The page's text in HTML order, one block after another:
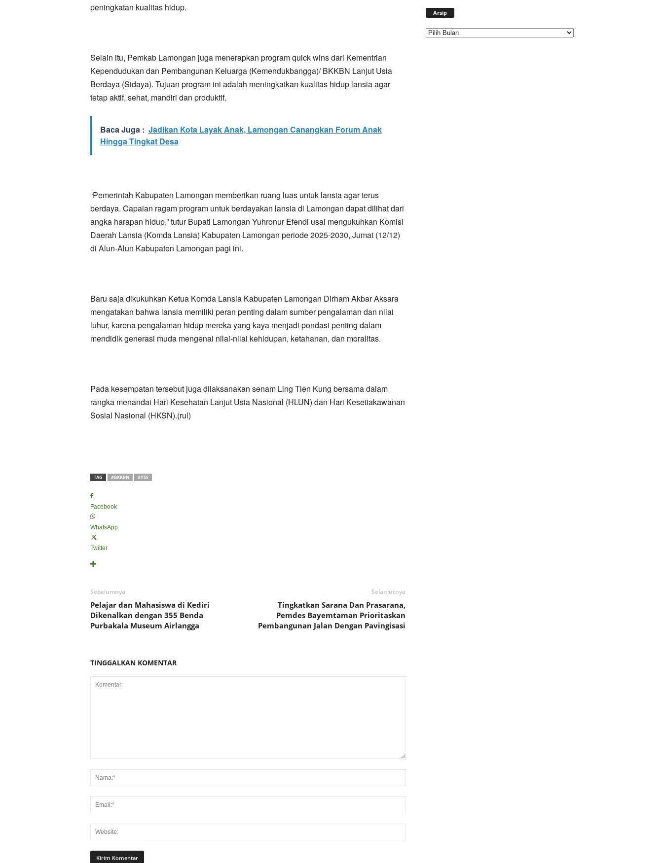
peningkatan kualitas hidup.
Selain itu, Pemkab Lamongan juga menerapkan program quick wins dari Kementrian
Kependudukan dan Pembangunan Keluarga (Kemendukbangga)/ BKKBN Lanjut Usia
Berdaya (Sidaya). Tujuan program ini adalah meningkatkan kualitas hidup lansia agar
tetap aktif, sehat, mandiri dan produktif.
Baca Juga : Jadikan Kota Layak Anak, Lamongan Canangkan Forum Anak
Hingga Tingkat Desa
“Pemerintah Kabupaten Lamongan memberikan ruang luas untuk lansia agar terus
berdaya. Capaian ragam program untuk berdayakan lansia di Lamongan dapat dilihat dari
angka harapan hidup,” tutur Bupati Lamongan Yuhronur Efendi usai mengukuhkan Komisi
Daerah Lansia (Komda Lansia) Kabupaten Lamongan periode 2025-2030, Jumat (12/12)
di Alun-Alun Kabupaten Lamongan pagi ini.
Baru saja dikukuhkan Ketua Komda Lansia Kabupaten Lamongan Dirham Akbar Aksara
mengatakan bahwa lansia memiliki peran penting dalam sumber pengalaman dan nilai
luhur, karena pengalaman hidup mereka yang kaya menjadi pondasi penting dalam
mendidik generasi muda mengenai nilai-nilai kehidupan, ketahanan, dan moralitas.
Pada kesempatan tersebut juga dilaksanakan senam Ling Tien Kung bersama dalam
rangka menandai Hari Kesehatan Lanjut Usia Nasional (HLUN) dan Hari Kesetiakawanan
Sosial Nasional (HKSN).(rul)
TAG #BKKBN #YSS
Facebook
WhatsApp
Twitter
Sebelumnya
Pelajar dan Mahasiswa di Kediri
Dikenalkan dengan 355 Benda
Purbakala Museum Airlangga
Selanjutnya
Tingkatkan Sarana Dan Prasarana,
Pemdes Bayemtaman Prioritaskan
Pembangunan Jalan Dengan Pavingisasi
TINGGALKAN KOMENTAR
Arsip